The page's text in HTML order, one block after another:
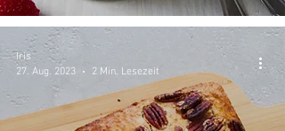
Iris
27. Aug. 2023
2 Min. Lesezeit